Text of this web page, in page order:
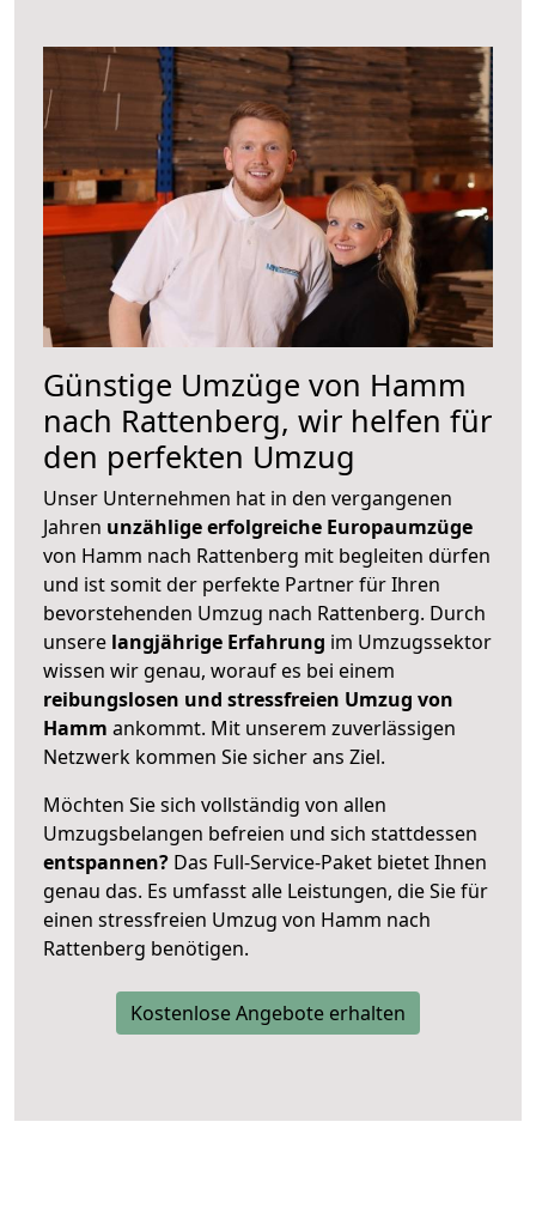
Günstige Umzüge von Hamm
nach Rattenberg, wir helfen für
den perfekten Umzug
Unser Unternehmen hat in den vergangenen
Jahren unzählige erfolgreiche Europaumzüge
von Hamm nach Rattenberg mit begleiten dürfen
und ist somit der perfekte Partner für Ihren
bevorstehenden Umzug nach Rattenberg. Durch
unsere langjährige Erfahrung im Umzugssektor
wissen wir genau, worauf es bei einem
reibungslosen und stressfreien Umzug von
Hamm ankommt. Mit unserem zuverlässigen
Netzwerk kommen Sie sicher ans Ziel.
Möchten Sie sich vollständig von allen
Umzugsbelangen befreien und sich stattdessen
entspannen? Das Full-Service-Paket bietet Ihnen
genau das. Es umfasst alle Leistungen, die Sie für
einen stressfreien Umzug von Hamm nach
Rattenberg benötigen.
Kostenlose Angebote erhalten